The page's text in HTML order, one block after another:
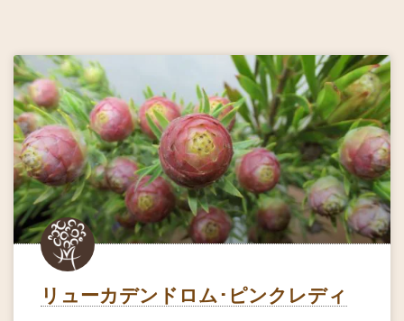
リューカデンドロム･ピンクレディ